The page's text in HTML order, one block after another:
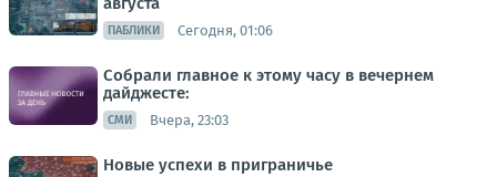
ПАБЛИКИ Сегодня, 01:06
Собрали главное к этому часу в вечернем
дайджесте:
СМИ Вчера, 23:03
Новые успехи в приграничье